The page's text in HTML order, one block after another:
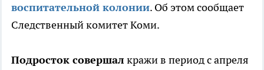
воспитательной колонии. Об этом сообщает
Следственный комитет Коми.
Подросток совершал кражи в период с апреля